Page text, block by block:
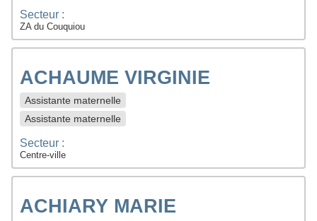
Secteur :
ZA du Couquiou
ACHAUME VIRGINIE
Assistante maternelle
Assistante maternelle
Secteur :
Centre-ville
ACHIARY MARIE